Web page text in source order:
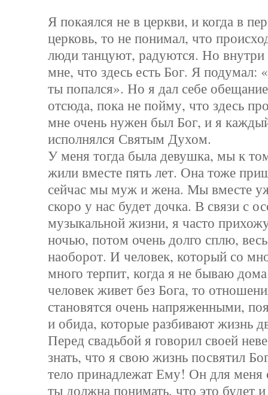
Я покаялся не в церкви, и когда в
церковь, то не понимал, что
люди танцуют, радуются. Но внутри
мне, что здесь есть Бог. Я подумал:
ты попался». Но я дал себе
отсюда, пока не пойму, что здесь
мне очень нужен был Бог, и я
исполнялся Святым Духом.
У меня тогда была девушка, мы к
жили вместе пять лет. Она тоже
сейчас мы муж и жена. Мы вместе
скоро у нас будет дочка. В связи с
музыкальной жизни, я часто
ночью, потом очень долго сплю,
наоборот. И человек, который со
много терпит, когда я не бываю
человек живет без Бога, то
становятся очень напряженными,
и обида, которые разбивают жизнь
Перед свадьбой я говорил своей
знать, что я свою жизнь посвятил
тело принадлежат Ему! Он для меня
ты должна понимать, что это будет